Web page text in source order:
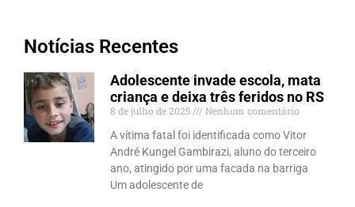
Notícias Recentes
Adolescente invade escola, mata
criança e deixa três feridos no RS
8 de julho de 2025
Nenhum comentário
A vítima fatal foi identificada como Vitor
André Kungel Gambirazi, aluno do terceiro
ano, atingido por uma facada na barriga
Um adolescente de